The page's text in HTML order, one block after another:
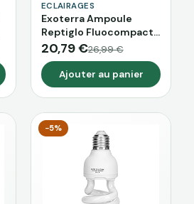
ECLAIRAGES
Exoterra Ampoule
Reptiglo Fluocompact
10,0 pour Reptiles et
Amphibiens 13 W
20,79 €26,99 €
Ajouter au panier
−5%